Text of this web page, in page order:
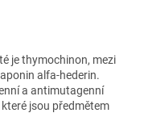
je thymochinon, mezi
alfa-hederin.
a antimutagenní
jsou předmětem